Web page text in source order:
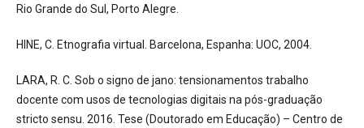
Rio Grande do Sul, Porto Alegre.
HINE, C. Etnografia virtual. Barcelona, Espanha: UOC, 2004.
LARA, R. C. Sob o signo de jano: tensionamentos trabalho
docente com usos de tecnologias digitais na pós-graduação
stricto sensu. 2016. Tese (Doutorado em Educação) – Centro de